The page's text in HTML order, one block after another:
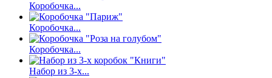
Коробочка...
Коробочка...
Коробочка...
Набор из 3-х...